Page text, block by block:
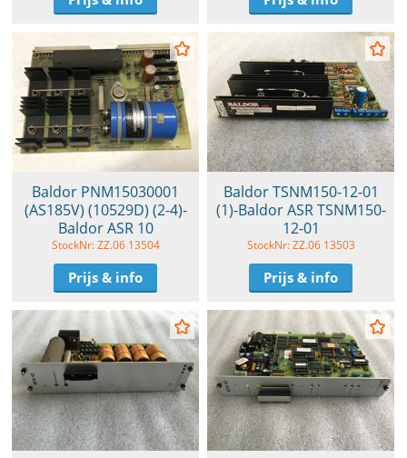
Baldor PNM15030001
(AS185V) (10529D) (2-4)-
Baldor ASR 10
StockNr: ZZ.06 13504
Prijs & info
Baldor TSNM150-12-01
(1)-Baldor ASR TSNM150-
12-01
StockNr: ZZ.06 13503
Prijs & info